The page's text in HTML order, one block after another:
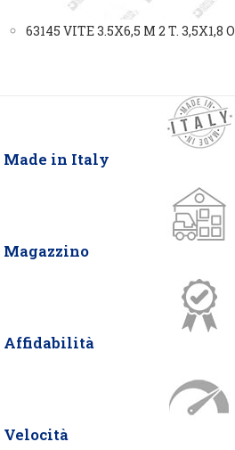
63145 VITE 3.5X6,5 M 2 T. 3,5X1,8
Made in Italy
Magazzino
Affidabilità
Velocità